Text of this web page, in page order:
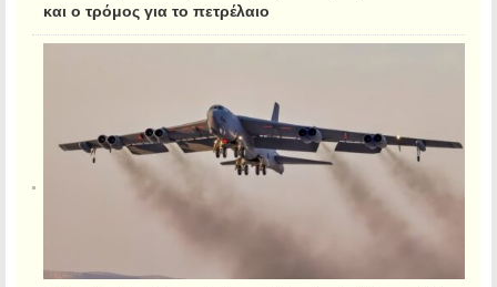
και ο τρόμος για το πετρέλαιο